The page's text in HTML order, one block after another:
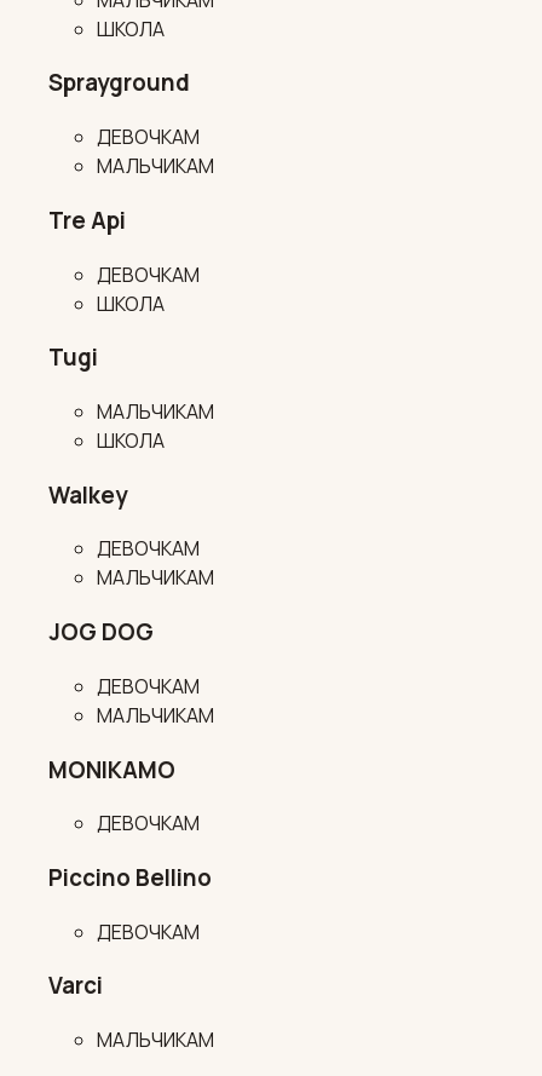
ШКОЛА
Sprayground
ДЕВОЧКАМ
МАЛЬЧИКАМ
Tre Api
ДЕВОЧКАМ
ШКОЛА
Tugi
МАЛЬЧИКАМ
ШКОЛА
Walkey
ДЕВОЧКАМ
МАЛЬЧИКАМ
JOG DOG
ДЕВОЧКАМ
МАЛЬЧИКАМ
MONIKAMO
ДЕВОЧКАМ
Piccino Bellino
ДЕВОЧКАМ
Varci
МАЛЬЧИКАМ